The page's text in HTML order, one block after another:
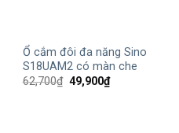
Ổ cắm đôi đa năng Sino
S18UAM2 có màn che
62,700₫ Giá
gốc
49,900₫Giá
hiện